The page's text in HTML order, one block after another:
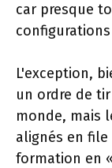
car presque
L'exception,
un ordre de
monde, mais
alignés en
formation en